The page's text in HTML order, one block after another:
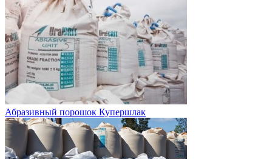
Абразивный порошок Купершлак